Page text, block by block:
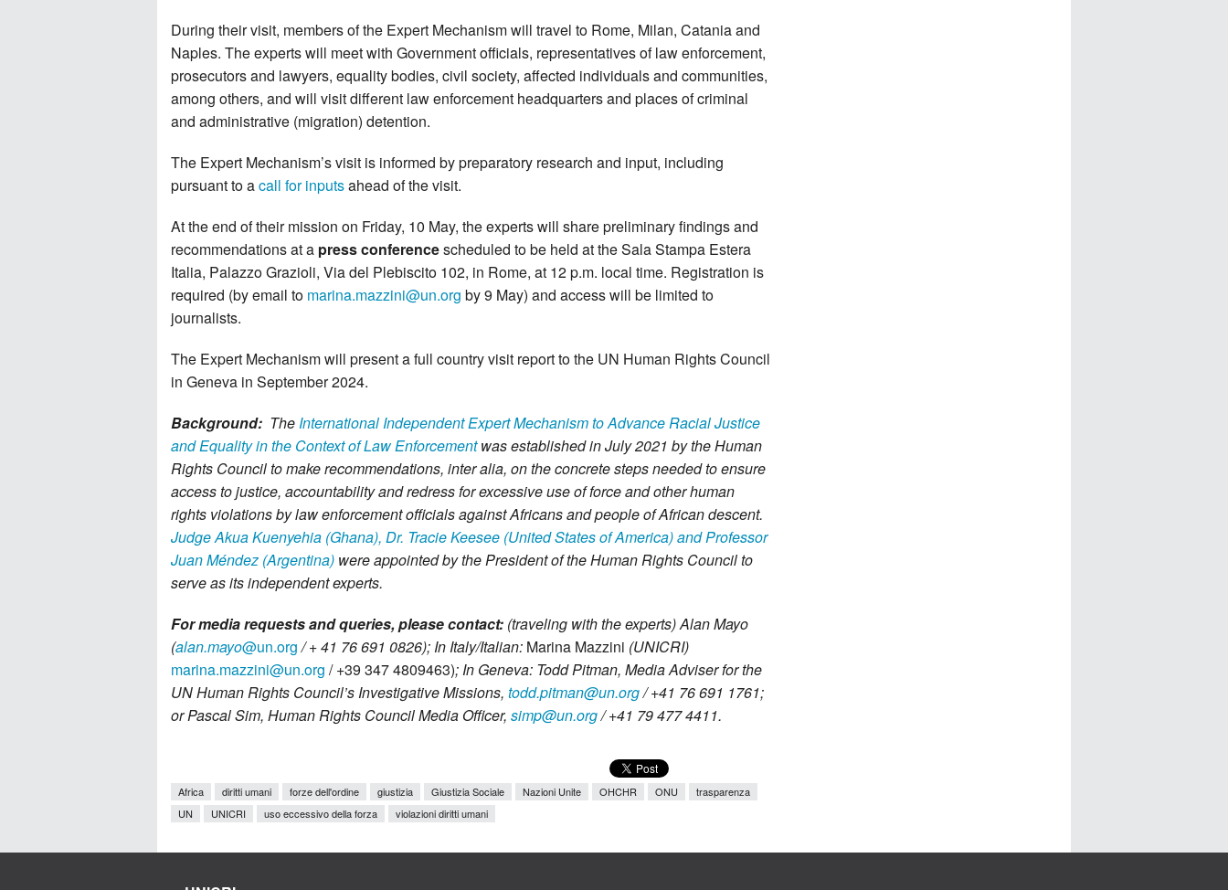
During their visit, members of the Expert Mechanism will travel to Rome, Milan, Catania and
Naples. The experts will meet with Government officials, representatives of law enforcement,
prosecutors and lawyers, equality bodies, civil society, affected individuals and communities,
among others, and will visit different law enforcement headquarters and places of criminal
and administrative (migration) detention.
The Expert Mechanism’s visit is informed by preparatory research and input, including
pursuant to acall for inputsahead of the visit.
At the end of their mission on Friday, 10 May, the experts will share preliminary findings and
recommendations at a press conferencescheduled to be held at the Sala Stampa Estera
Italia, Palazzo Grazioli, Via del Plebiscito 102, in Rome, at 12 p.m. local time. Registration is
required (by email to marina.mazzini@un.org by 9 May) and access will be limited to
journalists.
The Expert Mechanism will present a full country visit report to the UN Human Rights Council
in Geneva in September 2024.
Background: TheInternational Independent Expert Mechanism to Advance Racial Justice
and Equality in the Context of Law Enforcement was established in July 2021 by the Human
Rights Council to make recommendations, inter alia, on the concrete steps needed to ensure
access to justice, accountability and redress for excessive use of force and other human
rights violations by law enforcement officials against Africans and people of African descent.
Judge Akua Kuenyehia (Ghana), Dr. Tracie Keesee (United States of America) and Professor
Juan Méndez (Argentina) were appointed by the President of the Human Rights Council to
serve as its independent experts.
For media requests and queries, please contact: (traveling with the experts)Alan Mayo
(alan.mayo@un.org/ + 41 76 691 0826); In Italy/Italian: Marina Mazzini (UNICRI)
marina.mazzini@un.org / +39 347 4809463); In Geneva: Todd Pitman, Media Adviser for the
UN Human Rights Council’s Investigative Missions, todd.pitman@un.org/ +41 76 691 1761;
or Pascal Sim, Human Rights Council Media Officer, simp@un.org/ +41 79 477 4411.
Africa diritti umani forze dell'ordine giustizia Giustizia Sociale Nazioni Unite OHCHR ONU
trasparenza
UN
UNICRI uso eccessivo della forza violazioni diritti umani